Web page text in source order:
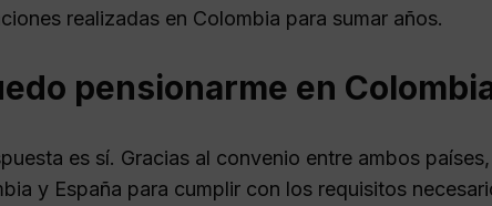
realizadas en Colombia para sumar años.
pensionarme en
es sí. Gracias al convenio entre ambos
y España para cumplir con los requisitos